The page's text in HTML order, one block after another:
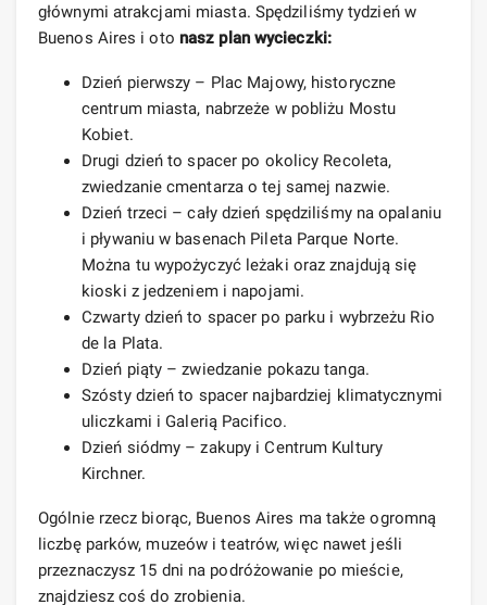
głównymi atrakcjami miasta. Spędziliśmy tydzień w
Buenos Aires i oto nasz plan wycieczki:
Dzień pierwszy – Plac Majowy, historyczne
centrum miasta, nabrzeże w pobliżu Mostu
Kobiet.
Drugi dzień to spacer po okolicy Recoleta,
zwiedzanie cmentarza o tej samej nazwie.
Dzień trzeci – cały dzień spędziliśmy na opalaniu
i pływaniu w basenach Pileta Parque Norte.
Można tu wypożyczyć leżaki oraz znajdują się
kioski z jedzeniem i napojami.
Czwarty dzień to spacer po parku i wybrzeżu Rio
de la Plata.
Dzień piąty – zwiedzanie pokazu tanga.
Szósty dzień to spacer najbardziej klimatycznymi
uliczkami i Galerią Pacifico.
Dzień siódmy – zakupy i Centrum Kultury
Kirchner.
Ogólnie rzecz biorąc, Buenos Aires ma także ogromną
liczbę parków, muzeów i teatrów, więc nawet jeśli
przeznaczysz 15 dni na podróżowanie po mieście,
znajdziesz coś do zrobienia.